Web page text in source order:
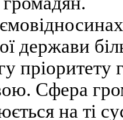
держави
пріоритету
Сфера
на ті